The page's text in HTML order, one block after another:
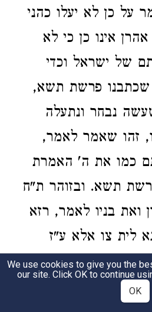
על כן לא יעלו כהני
אינו כן כי לא
של ישראל וכדי
פרשת תשא,
נבחר ונתעלה
זהו שאמר לאמר,
כמו את ה' האמרת
תשא. ובזוהר ת"ח
ואת בניו לאמר, רזא
לית צו אלא ע"ז
לאתוקדא ההיא
לה מגו קדושא בהאי
We use cookies to give you the
our site. Click OK to continue
OK